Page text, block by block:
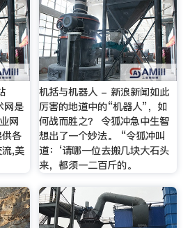
网是
网
各
,美
机括与机器人 - 新浪新闻如此
厉害的地道中的“机器人”，如
何战而胜之？ 令狐冲急中生智
想出了一个妙法。 “令狐冲叫
道：‘请哪一位去搬几块大石头
来，都须一二百斤的。